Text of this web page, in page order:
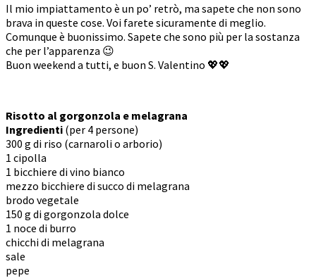
Il mio impiattamento è un po’ retrò, ma sapete che non sono
brava in queste cose. Voi farete sicuramente di meglio.
Comunque è buonissimo. Sapete che sono più per la sostanza
che per l’apparenza 😉
Buon weekend a tutti, e buon S. Valentino 💖💖
Risotto al gorgonzola e melagrana
Ingredienti (per 4 persone)
300 g di riso (carnaroli o arborio)
1 cipolla
1 bicchiere di vino bianco
mezzo bicchiere di succo di melagrana
brodo vegetale
150 g di gorgonzola dolce
1 noce di burro
chicchi di melagrana
sale
pepe